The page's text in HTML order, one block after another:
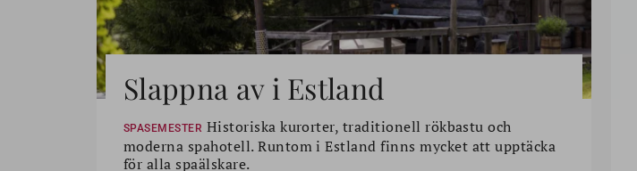
Slappna av i Estland
SPASEMESTER Historiska kurorter, traditionell rökbastu och
moderna spahotell. Runtom i Estland finns mycket att upptäcka
för alla spaälskare.